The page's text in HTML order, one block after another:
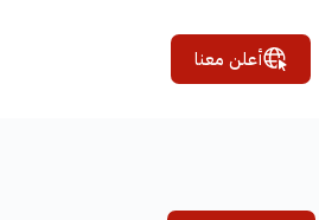
أعلن معنا